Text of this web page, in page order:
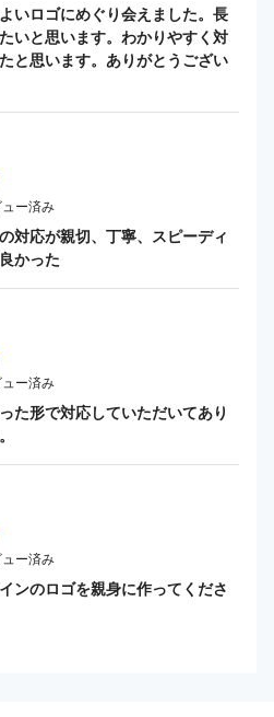
いロゴにめぐり会えました。長
いと思います。わかりやすく対
と思います。ありがとうござい
ー済み
対応が親切、丁寧、スピーディ
かった
ー済み
た形で対応していただいてあり
ー済み
ンのロゴを親身に作ってくださ